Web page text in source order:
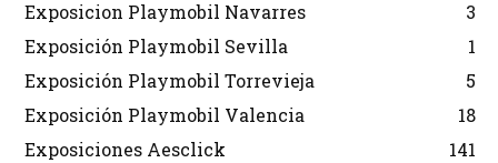
Exposicion Playmobil Navarres
3
Exposición Playmobil Sevilla
1
Exposición Playmobil Torrevieja
5
Exposición Playmobil Valencia
18
Exposiciones Aesclick
141